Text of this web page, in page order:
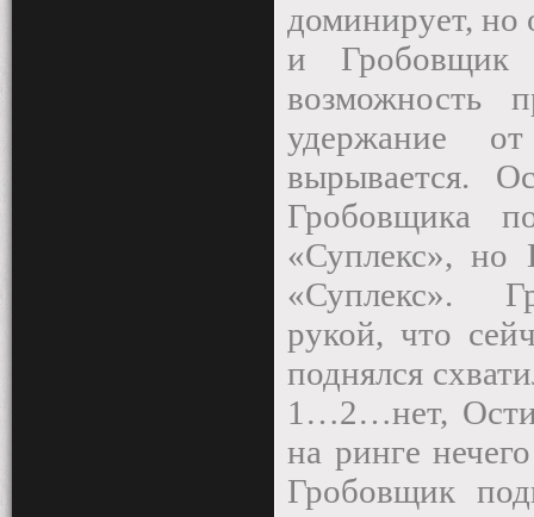
доминирует, но
и Гробовщик
возможность
удержание
вырывается.
Гробовщика
«Суплекс», но
«Суплекс».
рукой, что
поднялся
1…2…нет,
на ринге
Гробовщик